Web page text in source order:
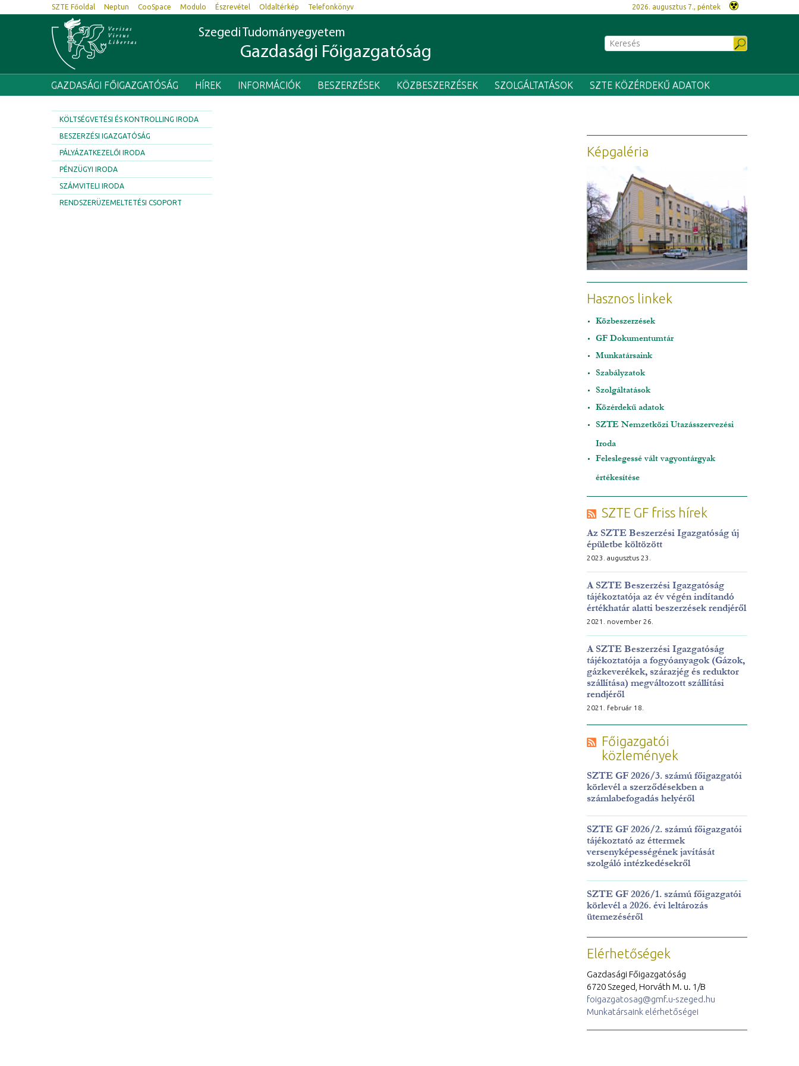
SZTE Főoldal Neptun CooSpace Modulo Észrevétel Oldaltérkép Telefonkönyv 2026. augusztus 7., péntek
Szegedi Tudományegyetem
Gazdasági Főigazgatóság
GAZDASÁGI FŐIGAZGATÓSÁG HÍREK INFORMÁCIÓK BESZERZÉSEK KÖZBESZERZÉSEK SZOLGÁLTATÁSOK SZTE KÖZÉRDEKŰ ADATOK
KÖLTSÉGVETÉSI ÉS KONTROLLING IRODA
BESZERZÉSI IGAZGATÓSÁG
PÁLYÁZATKEZELŐI IRODA
PÉNZÜGYI IRODA
SZÁMVITELI IRODA
RENDSZERÜZEMELTETÉSI CSOPORT
Képgaléria
Hasznos linkek
Közbeszerzések
GF Dokumentumtár
Munkatársaink
Szabályzatok
Szolgáltatások
Közérdekű adatok
SZTE Nemzetközi Utazásszervezési
Iroda
Feleslegessé vált vagyontárgyak
értékesítése
SZTE GF friss hírek
Az SZTE Beszerzési Igazgatóság új
épületbe költözött
2023. augusztus 23.
A SZTE Beszerzési Igazgatóság
tájékoztatója az év végén indítandó
értékhatár alatti beszerzések rendjéről
2021. november 26.
A SZTE Beszerzési Igazgatóság
tájékoztatója a fogyóanyagok (Gázok,
gázkeverékek, szárazjég és reduktor
szállítása) megváltozott szállítási
rendjéről
2021. február 18.
Főigazgatói
közlemények
SZTE GF 2026/3. számú főigazgatói
körlevél a szerződésekben a
számlabefogadás helyéről
SZTE GF 2026/2. számú főigazgatói
tájékoztató az éttermek
versenyképességének javítását
szolgáló intézkedésekről
SZTE GF 2026/1. számú főigazgatói
körlevél a 2026. évi leltározás
ütemezéséről
Elérhetőségek
Gazdasági Főigazgatóság
6720 Szeged, Horváth M. u. 1/B
foigazgatosag@gmf.u-szeged.hu
Munkatársaink elérhetőségei